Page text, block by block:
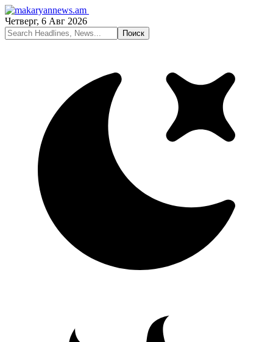
Четверг, 6 Авг 2026